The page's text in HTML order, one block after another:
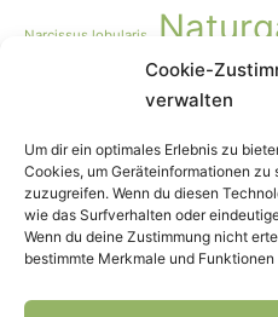
Cookie-
verwalten
Um dir ein optimales Erlebnis zu
Cookies, um Geräteinformationen zu
zuzugreifen. Wenn du diesen
wie das Surfverhalten oder
Wenn du deine Zustimmung nicht
bestimmte Merkmale und
Narcissus lobularis
Naturgartengestaltung
Schmetterlinge Smoothie
Vogelmiere Vollwertkost
Wildkräuter
Winter Worpswede